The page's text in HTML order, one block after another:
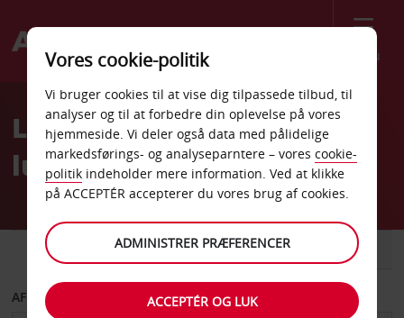
Menu
Welcome
AvisLeje af bil i Marseille
lufthavn (MRS) med Avis
VAREVOGN
AFHENT FRA
Vores cookie-politik
Vi bruger cookies til at vise dig tilpassede tilbud, til
analyser og til at forbedre din oplevelse på vores
hjemmeside. Vi deler også data med pålidelige
markedsførings- og analyseparntere – vores cookie-
politik indeholder mere information. Ved at klikke
på ACCEPTÉR accepterer du vores brug af cookies.
ADMINISTRER PRÆFERENCER
ACCEPTÉR OG LUK